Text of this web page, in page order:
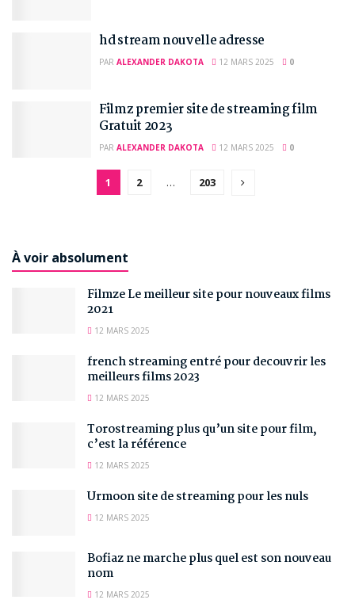
hd stream nouvelle adresse
PAR ALEXANDER DAKOTA 12 MARS 2025 0
Filmz premier site de streaming film
Gratuit 2023
PAR ALEXANDER DAKOTA 12 MARS 2025 0
1 2 … 203
À voir absolument
Filmze Le meilleur site pour nouveaux films
2021
12 MARS 2025
french streaming entré pour decouvrir les
meilleurs films 2023
12 MARS 2025
Torostreaming plus qu’un site pour film,
c’est la référence
12 MARS 2025
Urmoon site de streaming pour les nuls
12 MARS 2025
Bofiaz ne marche plus quel est son nouveau
nom
12 MARS 2025